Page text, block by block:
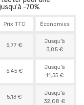
-70%.
Prix TTC Économies
5,77 €
Jusqu'à
3,85 €
5,45 €
Jusqu'à
11,55 €
5,13 €
Jusqu'à
32,08 €